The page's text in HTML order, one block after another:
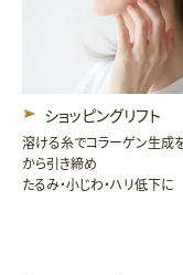
ショッピングリフト
溶ける糸でコラーゲン生成
から引き締め
たるみ・小じわ・ハリ低下に